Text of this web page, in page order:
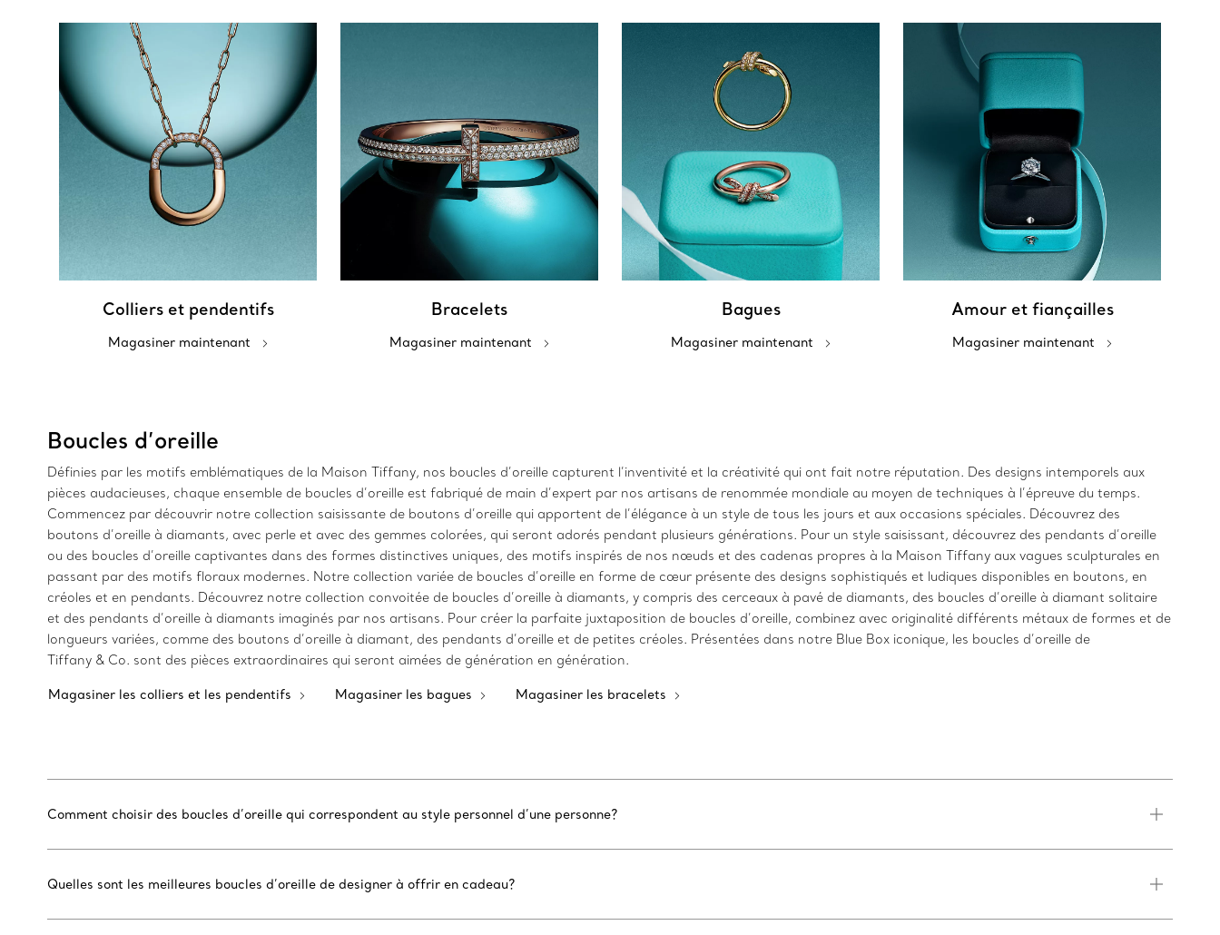
Colliers et pendentifs
Magasiner maintenant
Bracelets
Magasiner maintenant
Bagues
Magasiner maintenant
Amour et fiançailles
Magasiner maintenant
Boucles d’oreille
Définies par les motifs emblématiques de la Maison Tiffany, nos boucles d’oreille capturent l’inventivité et la créativité qui ont fait notre réputation. Des designs intemporels aux
pièces audacieuses, chaque ensemble de boucles d’oreille est fabriqué de main d’expert par nos artisans de renommée mondiale au moyen de techniques à l’épreuve du temps.
Commencez par découvrir notre collection saisissante de boutons d’oreille qui apportent de l’élégance à un style de tous les jours et aux occasions spéciales. Découvrez des
boutons d’oreille à diamants, avec perle et avec des gemmes colorées, qui seront adorés pendant plusieurs générations. Pour un style saisissant, découvrez des pendants d’oreille
ou des boucles d’oreille captivantes dans des formes distinctives uniques, des motifs inspirés de nos nœuds et des cadenas propres à la Maison Tiffany aux vagues sculpturales en
passant par des motifs floraux modernes. Notre collection variée de boucles d’oreille en forme de cœur présente des designs sophistiqués et ludiques disponibles en boutons, en
créoles et en pendants. Découvrez notre collection convoitée de boucles d’oreille à diamants, y compris des cerceaux à pavé de diamants, des boucles d’oreille à diamant solitaire
et des pendants d’oreille à diamants imaginés par nos artisans. Pour créer la parfaite juxtaposition de boucles d’oreille, combinez avec originalité différents métaux de formes et de
longueurs variées, comme des boutons d’oreille à diamant, des pendants d’oreille et de petites créoles. Présentées dans notre Blue Box iconique, les boucles d’oreille de
Tiffany & Co. sont des pièces extraordinaires qui seront aimées de génération en génération.
Magasiner les colliers et les pendentifs Magasiner les bagues Magasiner les bracelets
Comment choisir des boucles d’oreille qui correspondent au style personnel d’une personne?
Quelles sont les meilleures boucles d’oreille de designer à offrir en cadeau?